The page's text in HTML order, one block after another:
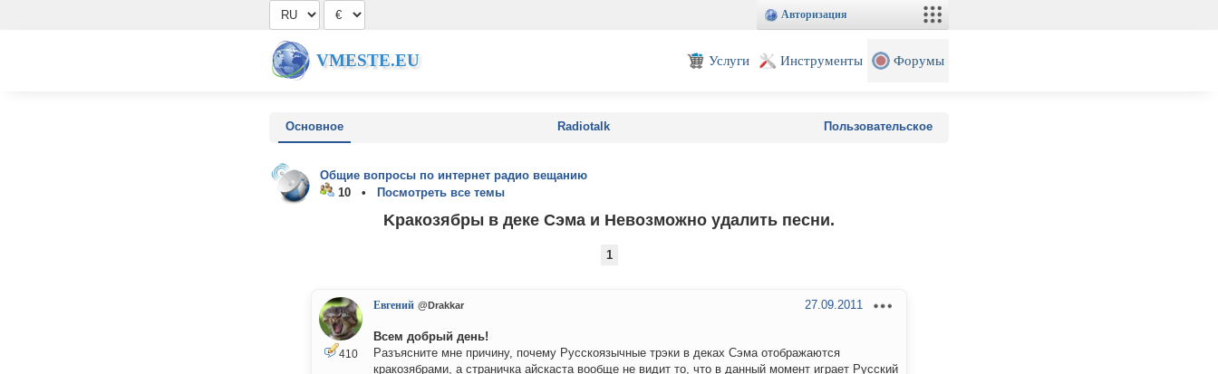
Авторизация
VMESTE.EU Услуги Инструменты Форумы
Основное Radiotalk Пользовательское
Общие вопросы по интернет радио вещанию
10 •
Посмотреть все темы
Kракозябры в деке Сэма и Невозможно удалить песни.
1
410
Евгений @Drakkar 27.09.2011
Всем добрый день!
Разъясните мне причину, почему Русскоязычные трэки в деках Сэма отображаются
кракозябрами, а страничка айскаста вообще не видит то, что в данный момент играет Русский